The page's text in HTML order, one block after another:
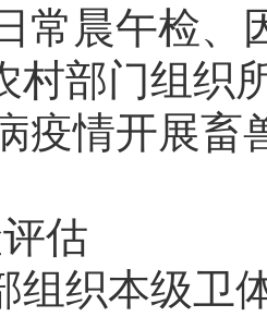
常晨午检、
村部门组织
疫情开展畜
估
组织本级卫